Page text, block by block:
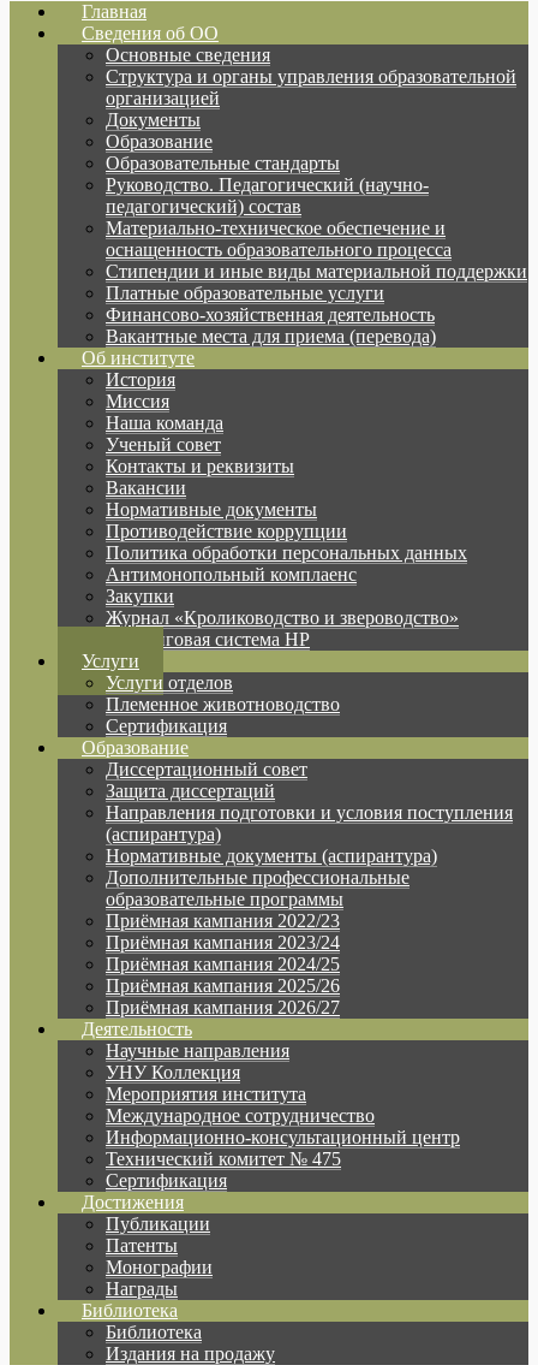
Главная
Сведения об ОО
Основные сведения
Структура и органы управления образовательной
организацией
Документы
Образование
Образовательные стандарты
Руководство. Педагогический (научно-
педагогический) состав
Материально-техническое обеспечение и
оснащенность образовательного процесса
Стипендии и иные виды материальной поддержки
Платные образовательные услуги
Финансово-хозяйственная деятельность
Вакантные места для приема (перевода)
Об институте
История
Миссия
Наша команда
Ученый совет
Контакты и реквизиты
Вакансии
Нормативные документы
Противодействие коррупции
Политика обработки персональных данных
Антимонопольный комплаенс
Закупки
Журнал «Кролиководство и звероводство»
Рейтинговая система НР
Услуги
Услуги отделов
Племенное животноводство
Сертификация
Образование
Диссертационный совет
Защита диссертаций
Направления подготовки и условия поступления
(аспирантура)
Нормативные документы (аспирантура)
Дополнительные профессиональные
образовательные программы
Приёмная кампания 2022/23
Приёмная кампания 2023/24
Приёмная кампания 2024/25
Приёмная кампания 2025/26
Приёмная кампания 2026/27
Деятельность
Научные направления
УНУ Коллекция
Мероприятия института
Международное сотрудничество
Информационно-консультационный центр
Технический комитет № 475
Сертификация
Достижения
Публикации
Патенты
Монографии
Награды
Библиотека
Библиотека
Издания на продажу